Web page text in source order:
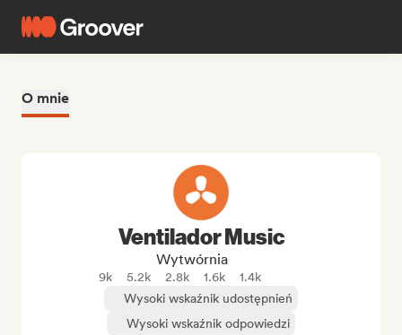
O mnie
Ventilador Music
Wytwórnia
9k 5.2k 2.8k 1.6k
1.4k
Wysoki wskaźnik udostępnień
Wysoki wskaźnik odpowiedzi